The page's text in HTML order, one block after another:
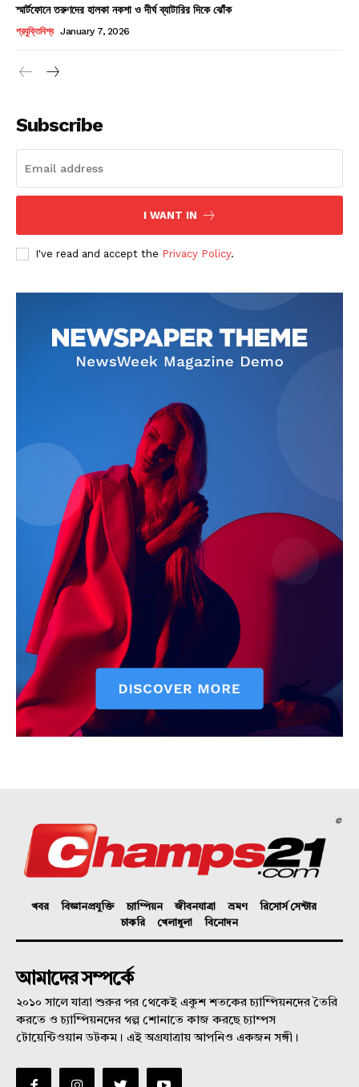
Company
About
Subscription Plans
My account
স্মার্টফোনে তরুণদের হালকা নকশা ও দীর্ঘ ব্যাটারির দিকে ঝোঁক
প্রযুক্তিবিশ্ব January 7, 2026
Subscribe
I WANT IN
I've read and accept the Privacy Policy.
©
খবর বিজ্ঞানপ্রযুক্তি চ্যাম্পিয়ন জীবনযাত্রা ভ্রমণ
রিসোর্স সেন্টার
চাকরি
খেলাধুলা বিনোদন
আমাদের সম্পর্কে
২০১০ সালে যাত্রা শুরুর পর থেকেই একুশ শতকের চ্যাম্পিয়নদের তৈরি
করতে ও চ্যাম্পিয়নদের গল্প শোনাতে কাজ করছে চ্যাম্পস
টোয়েন্টিওয়ান ডটকম। এই অগ্রযাত্রায় আপনিও একজন সঙ্গী।